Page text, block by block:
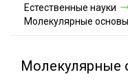
Естественные науки
Молекулярные
Молекулярные